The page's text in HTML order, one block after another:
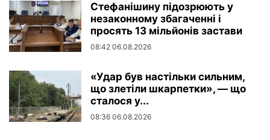
Стефанішину підозрюють у
незаконному збагаченні і
просять 13 мільйонів застави
08:42 06.08.2026
«Удар був настільки сильним,
що злетіли шкарпетки», — що
сталося у...
08:36 06.08.2026